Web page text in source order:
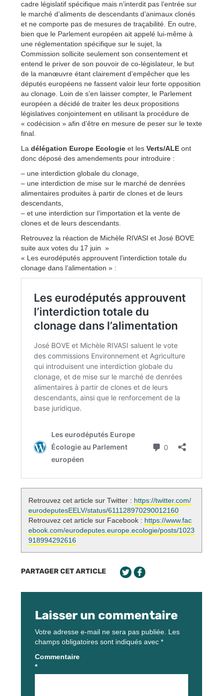
cadre législatif spécifique mais n’interdit pas l’entrée sur
le marché d’aliments de descendants d’animaux clonés
et ne comporte pas de mesures de traçabilité. En outre,
bien que le Parlement européen ait appelé lui-même à
une réglementation spécifique sur le sujet, la
Commission sollicite seulement son consentement et
entend le priver de son pouvoir de co-législateur, le but
de la manœuvre étant clairement d’empêcher que les
députés européens ne fassent valoir leur forte opposition
au clonage. Loin de s’en laisser compter, le Parlement
européen a décidé de traiter les deux propositions
législatives conjointement en utilisant la procédure de
« codécision » afin d’être en mesure de peser sur le texte
final.
La délégation Europe Ecologie et les Verts/ALE ont
donc déposé des amendements pour introduire :
– une interdiction globale du clonage,
– une interdiction de mise sur le marché de denrées
alimentaires produites à partir de clones et de leurs
descendants,
– et une interdiction sur l’importation et la vente de
clones et de leurs descendants.
Retrouvez la réaction de Michèle RIVASI et José BOVE
suite aux votes du 17 juin »
« Les eurodéputés approuvent l’interdiction totale du
clonage dans l’alimentation » :
Retrouvez cet article sur Twitter : https://twitter.com/
eurodeputesEELV/status/611128970290012160
Retrouvez cet article sur Facebook : https://www.fac
ebook.com/eurodeputes.europe.ecologie/posts/1023
918994292616
PARTAGER CET ARTICLE
Laisser un commentaire
Votre adresse e-mail ne sera pas publiée. Les
champs obligatoires sont indiqués avec *
Commentaire
*